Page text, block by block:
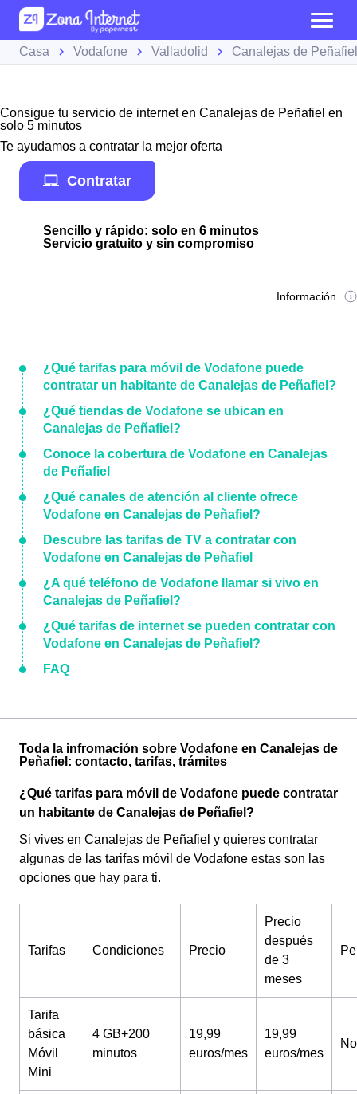
Casa Vodafone Valladolid Canalejas de Peñafiel
Consigue tu servicio de internet en Canalejas de Peñafiel en
solo 5 minutos
Te ayudamos a contratar la mejor oferta
Contratar
Sencillo y rápido: solo en 6 minutos
Servicio gratuito y sin compromiso
Información
¿Qué tarifas para móvil de Vodafone puede
contratar un habitante de Canalejas de Peñafiel?
¿Qué tiendas de Vodafone se ubican en
Canalejas de Peñafiel?
Conoce la cobertura de Vodafone en Canalejas
de Peñafiel
¿Qué canales de atención al cliente ofrece
Vodafone en Canalejas de Peñafiel?
Descubre las tarifas de TV a contratar con
Vodafone en Canalejas de Peñafiel
¿A qué teléfono de Vodafone llamar si vivo en
Canalejas de Peñafiel?
¿Qué tarifas de internet se pueden contratar con
Vodafone en Canalejas de Peñafiel?
FAQ
Toda la infromación sobre Vodafone en Canalejas de
Peñafiel: contacto, tarifas, trámites
¿Qué tarifas para móvil de Vodafone puede contratar
un habitante de Canalejas de Peñafiel?
Si vives en Canalejas de Peñafiel y quieres contratar
algunas de las tarifas móvil de Vodafone estas son las
opciones que hay para ti.
Tarifas Condiciones Precio
Precio
después
de 3
meses
Tarifa
básica
Móvil
Mini
4 GB+200
minutos
19,99
euros/mes
19,99
euros/mes
No